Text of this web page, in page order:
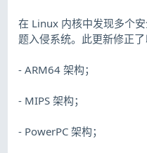
在 Linux 内核中发现多个
题入侵系统。此更新修正了
- ARM64 架构；
- MIPS 架构；
- PowerPC 架构；